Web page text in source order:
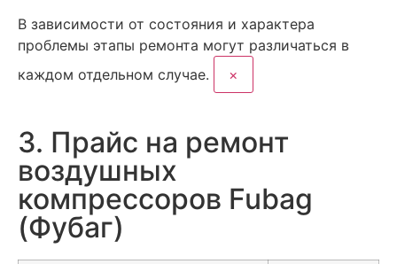
В зависимости от состояния и характера
проблемы этапы ремонта могут различаться в
каждом отдельном случае.
×
3. Прайс на ремонт
воздушных
компрессоров Fubag
(Фубаг)